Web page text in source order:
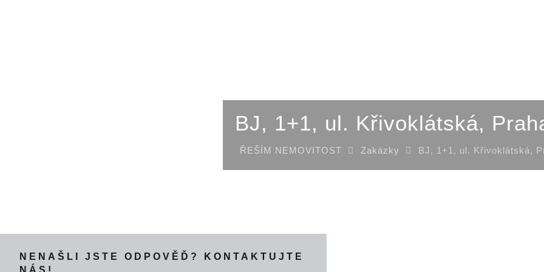
BJ, 1+1, ul. Křivoklátská,
ŘEŠÍM NEMOVITOST Zakázky BJ, 1+1, ul. Křivoklátská,
NENAŠLI JSTE ODPOVĚĎ? KONTAKTUJTE
NÁS!